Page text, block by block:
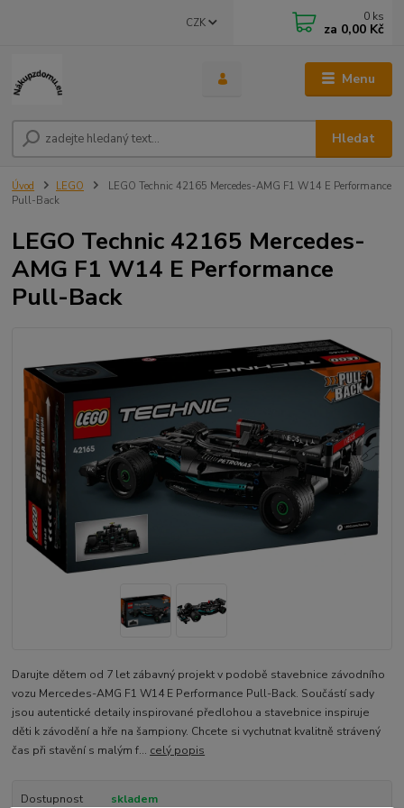
Menu
CZK
Hledat
0 ks
za 0,00 Kč
Úvod LEGO
LEGO Technic 42165 Mercedes-AMG F1 W14 E Performance
Pull-Back
LEGO Technic 42165 Mercedes-
AMG F1 W14 E Performance
Pull-Back
Darujte dětem od 7 let zábavný projekt v podobě stavebnice závodního
vozu Mercedes-AMG F1 W14 E Performance Pull-Back. Součástí sady
jsou autentické detaily inspirované předlohou a stavebnice inspiruje
děti k závodění a hře na šampiony. Chcete si vychutnat kvalitně strávený
čas při stavění s malým f... celý popis
Dostupnost skladem